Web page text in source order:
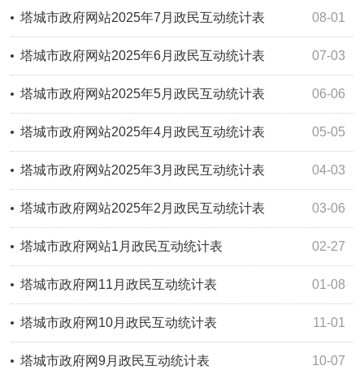
08-01
塔城市政府网站2025年7月政民互动统计表
07-03
塔城市政府网站2025年6月政民互动统计表
06-06
塔城市政府网站2025年5月政民互动统计表
05-05
塔城市政府网站2025年4月政民互动统计表
04-03
塔城市政府网站2025年3月政民互动统计表
03-06
塔城市政府网站2025年2月政民互动统计表
02-27
塔城市政府网站1月政民互动统计表
01-08
塔城市政府网11月政民互动统计表
11-01
塔城市政府网10月政民互动统计表
10-07
塔城市政府网9月政民互动统计表